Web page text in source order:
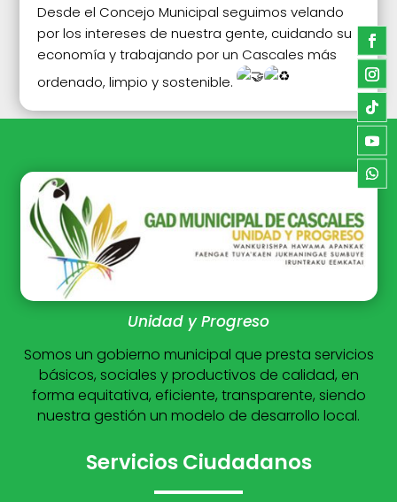
Desde el Concejo Municipal seguimos velando
por los intereses de nuestra gente, cuidando su
economía y trabajando por un Cascales más
ordenado, limpio y sostenible.
Unidad y Progreso
Somos un gobierno municipal que presta servicios
básicos, sociales y productivos de calidad, en
forma equitativa, eficiente, transparente, siendo
nuestra gestión un modelo de desarrollo local.
Servicios Ciudadanos